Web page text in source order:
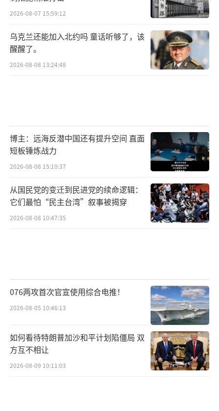
战暂停”时，这些此前满嘴“理论”的学者瞬
间哑火。有网友调侃：“川总怕不是来炒股炒
黄金的？拉一波大盘后拍拍屁股走人。”
5月12日当天，美股高开高走，三大指数均
蛮横与无知，才是真相
更可笑的是，有人还在绞尽脑汁地研
究“特朗普主义”“反全球化潮流”“新保守
经济路线”等“主义”来解释他的举动。但特
朗普本人或许根本没听说过这些词。他关心的
问他《独立宣言》对他意味着什么时，他一本
正经地回答：“这是一份关于团结、爱与尊重
的宣言。”对历史背景完全不了解，把一份脱
离英国的殖民宣言说成“爱的表达”，让在场
记者当场目瞪口呆。
实际上，早在第一个任期内，前国防部长
2026-08-07 15:59:12
乌克兰还能加入北约吗 童话听够了，该
醒醒了。
2026-08-08 13:24:48
博主：远海反潜中国还有提升空间 直面
短板锤炼战力
2026-08-08 15:10:37
从国民党的变迁到民进党的续命逻辑：
它们最怕“民主台湾”叙事被揭穿
2026-08-08 10:47:35
076两攻首次官宣使用综合电推！
2026-08-05 10:46:13
如何看待特朗普加沙和平计划陷僵局 双
方互不相让
2026-08-09 10:11:03